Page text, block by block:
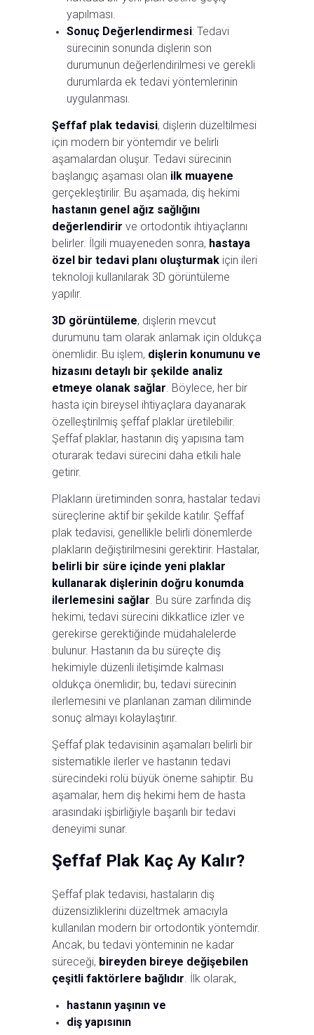
yapılması.
Sonuç Değerlendirmesi: Tedavi
sürecinin sonunda dişlerin son
durumunun değerlendirilmesi ve gerekli
durumlarda ek tedavi yöntemlerinin
uygulanması.
Şeffaf plak tedavisi, dişlerin düzeltilmesi
için modern bir yöntemdir ve belirli
aşamalardan oluşur. Tedavi sürecinin
başlangıç aşaması olan ilk muayene
gerçekleştirilir. Bu aşamada, diş hekimi
hastanın genel ağız sağlığını
değerlendirir ve ortodontik ihtiyaçlarını
belirler. İlgili muayeneden sonra, hastaya
özel bir tedavi planı oluşturmak için ileri
teknoloji kullanılarak 3D görüntüleme
yapılır.
3D görüntüleme, dişlerin mevcut
durumunu tam olarak anlamak için oldukça
önemlidir. Bu işlem, dişlerin konumunu ve
hizasını detaylı bir şekilde analiz
etmeye olanak sağlar . Böylece, her bir
hasta için bireysel ihtiyaçlara dayanarak
özelleştirilmiş şeffaf plaklar üretilebilir.
Şeffaf plaklar, hastanın diş yapısına tam
oturarak tedavi sürecini daha etkili hale
getirir.
Plakların üretiminden sonra, hastalar tedavi
süreçlerine aktif bir şekilde katılır. Şeffaf
plak tedavisi, genellikle belirli dönemlerde
plakların değiştirilmesini gerektirir. Hastalar,
belirli bir süre içinde yeni plaklar
kullanarak dişlerinin doğru konumda
ilerlemesini sağlar . Bu süre zarfında diş
hekimi, tedavi sürecini dikkatlice izler ve
gerekirse gerektiğinde müdahalelerde
bulunur. Hastanın da bu süreçte diş
hekimiyle düzenli iletişimde kalması
oldukça önemlidir; bu, tedavi sürecinin
ilerlemesini ve planlanan zaman diliminde
sonuç almayı kolaylaştırır.
Şeffaf plak tedavisinin aşamaları belirli bir
sistematikle ilerler ve hastanın tedavi
sürecindeki rolü büyük öneme sahiptir. Bu
aşamalar, hem diş hekimi hem de hasta
arasındaki işbirliğiyle başarılı bir tedavi
deneyimi sunar.
Şeffaf Plak Kaç Ay Kalır?
Şeffaf plak tedavisi, hastaların diş
düzensizliklerini düzeltmek amacıyla
kullanılan modern bir ortodontik yöntemdir.
Ancak, bu tedavi yönteminin ne kadar
süreceği, bireyden bireye değişebilen
çeşitli faktörlere bağlıdır. İlk olarak,
hastanın yaşının ve
diş yapısının